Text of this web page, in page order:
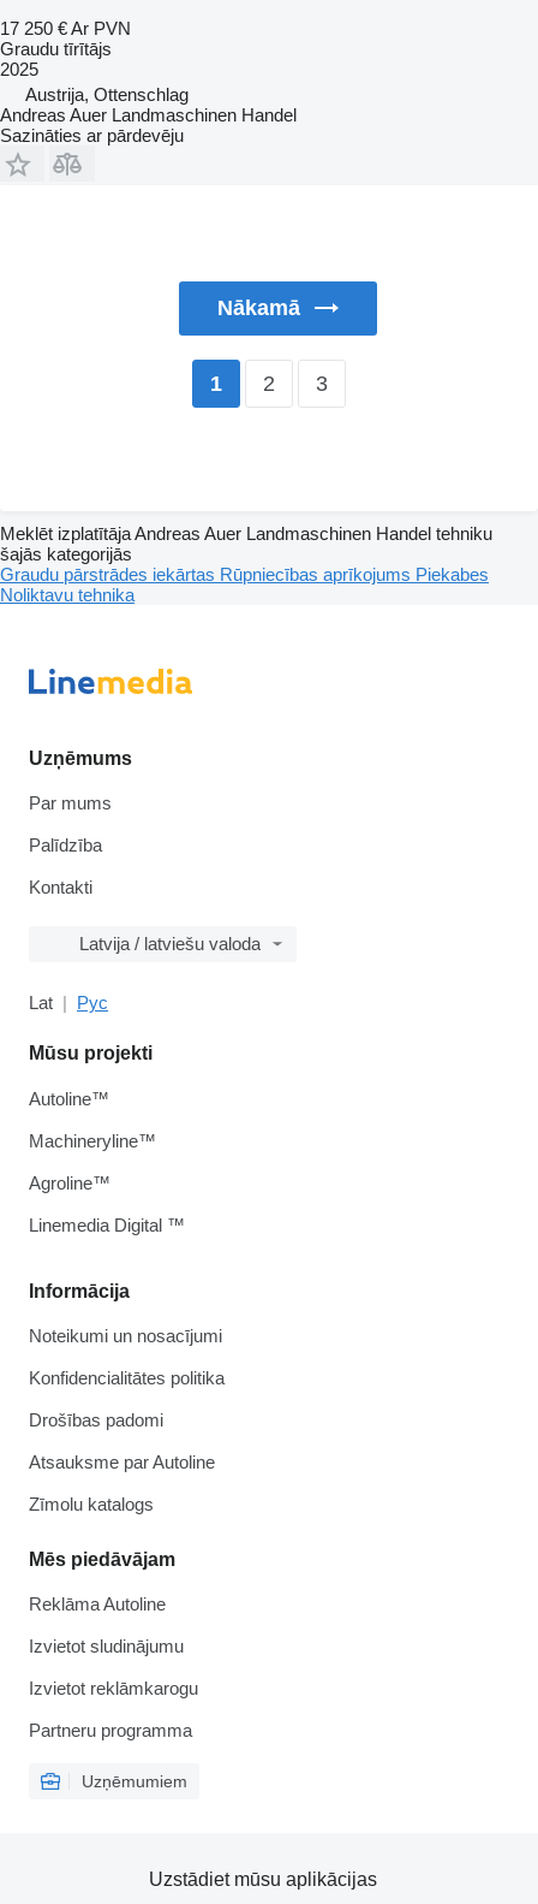
17 250 €Ar PVN
Graudu tīrītājs
2025
Austrija, Ottenschlag
Andreas Auer Landmaschinen Handel
Sazināties ar pārdevēju
Nākamā
1 2 3
Meklēt izplatītāja Andreas Auer Landmaschinen Handel tehniku
šajās kategorijās
Graudu pārstrādes iekārtas Rūpniecības aprīkojums Piekabes
Noliktavu tehnika
Uzņēmums
Par mums
Palīdzība
Kontakti
Latvija / latviešu valoda
Lat Рус
Informācija
Noteikumi un nosacījumi
Konfidencialitātes politika
Drošības padomi
Atsauksme par Autoline
Zīmolu katalogs
Mēs piedāvājam
Reklāma Autoline
Izvietot sludinājumu
Izvietot reklāmkarogu
Partneru programma
Uzņēmumiem
Mūsu projekti
Autoline™
Machineryline™
Agroline™
Linemedia Digital ™
Uzstādiet mūsu aplikācijas